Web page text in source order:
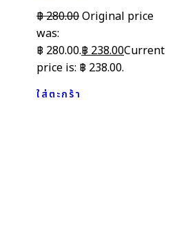
฿280.00Original price
was:
฿ 280.00.฿238.00Current
price is: ฿ 238.00.
ใส่ตะกร้า